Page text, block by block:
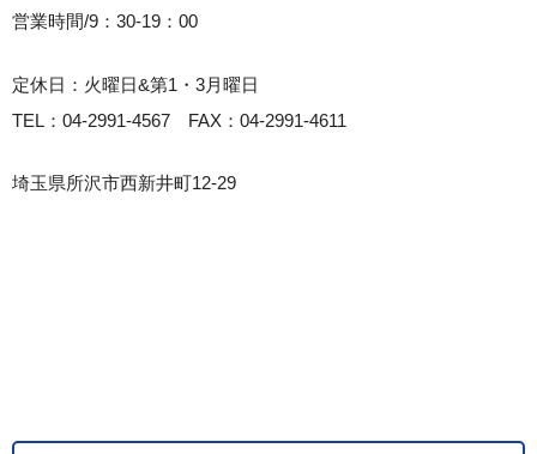
営業時間/9：30-19：00
定休日：火曜日&第1・3月曜日
TEL：04-2991-4567 FAX：04-2991-4611
埼玉県所沢市西新井町12-29